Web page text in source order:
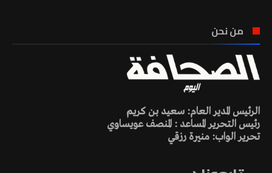
من نحن
الرئيس المدير العام: سعيد بن كريم
رئيس التحرير المساعد : المنصف عويساوي
تحرير الواب: منيرة رزقي